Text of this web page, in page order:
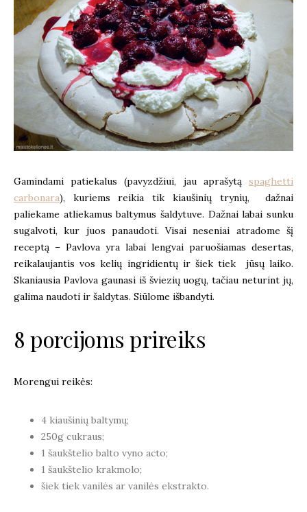
Gamindami patiekalus (pavyzdžiui, jau aprašytą spaghetti
carbonara), kuriems reikia tik kiaušinių trynių, dažnai
paliekame atliekamus baltymus šaldytuve. Dažnai labai sunku
sugalvoti, kur juos panaudoti. Visai neseniai atradome šį
receptą – Pavlova yra labai lengvai paruošiamas desertas,
reikalaujantis vos kelių ingridientų ir šiek tiek jūsų laiko.
Skaniausia Pavlova gaunasi iš šviezių uogų, tačiau neturint jų,
galima naudoti ir šaldytas. Siūlome išbandyti.
8 porcijoms prireiks
Morengui reikės:
4 kiaušinių baltymų;
250g cukraus;
1 šaukštelio balto vyno acto;
1 šaukštelio krakmolo;
šiek tiek vanilės ar vanilės ekstrakto.